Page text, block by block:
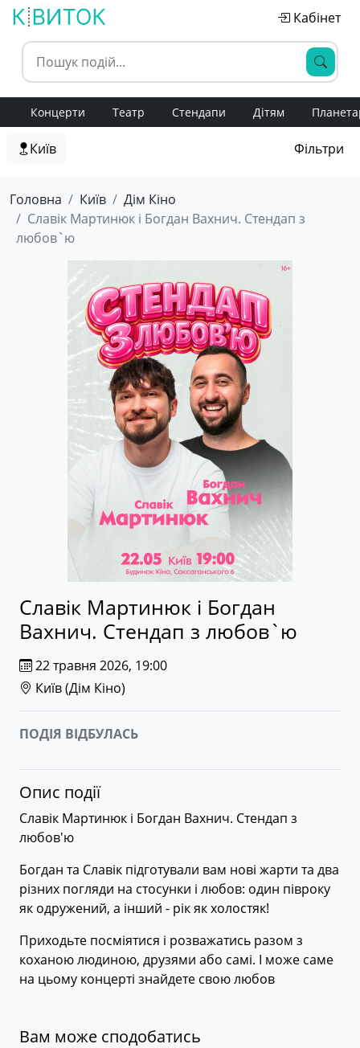
Кабінет
Концерти Театр Стендапи Дітям
Київ Фільтри
Головна Київ
Дім Кіно
Славік Мартинюк і Богдан Вахнич. Стендап з
любов`ю
Славік Мартинюк і Богдан
Вахнич. Стендап з любов`ю
22 травня 2026, 19:00
Київ (Дім Кіно)
ПОДІЯ ВІДБУЛАСЬ
Опис події
Славік Мартинюк і Богдан Вахнич. Стендап з
любов'ю
Богдан та Славік підготували вам нові жарти та два
різних погляди на стосунки і любов: один півроку
як одружений, а інший - рік як холостяк!
Приходьте посміятися і розважатись разом з
коханою людиною, друзями або самі. І може саме
на цьому концерті знайдете свою любов
Вам може сподобатись